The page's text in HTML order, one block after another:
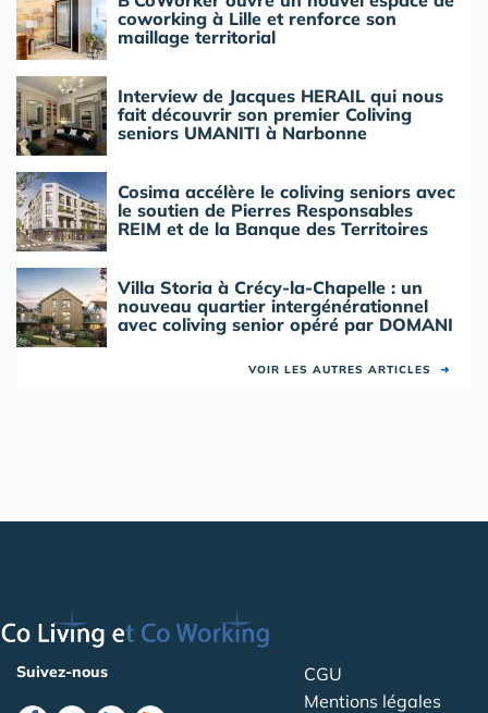
coworking à Lille et renforce son
maillage territorial
Interview de Jacques HERAIL qui nous
fait découvrir son premier Coliving
seniors UMANITI à Narbonne
Cosima accélère le coliving seniors avec
le soutien de Pierres Responsables
REIM et de la Banque des Territoires
Villa Storia à Crécy-la-Chapelle : un
nouveau quartier intergénérationnel
avec coliving senior opéré par DOMANI
VOIR LES AUTRES ARTICLES ➜
Suivez-nous
CGU
Mentions légales